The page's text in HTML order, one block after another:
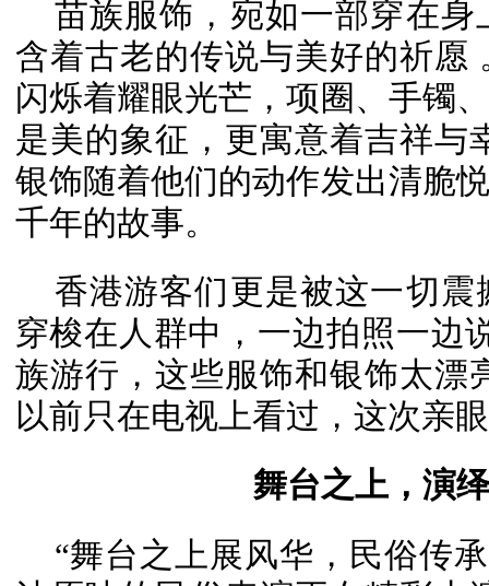
苗族服饰，宛如一部穿在
含着古老的传说与美好的祈愿
闪烁着耀眼光芒，项圈、手
是美的象征，更寓意着吉祥与
银饰随着他们的动作发出清脆
千年的故事。
香港游客们更是被这一切
穿梭在人群中，一边拍照一边
族游行，这些服饰和银饰太漂
以前只在电视上看过，这次亲
舞台之上，演
“舞台之上展风华，民俗传